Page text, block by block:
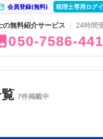
税理士専用ログ
会員登録(無料)
の無料紹介サービス 24時間
050 7586
7件掲載中